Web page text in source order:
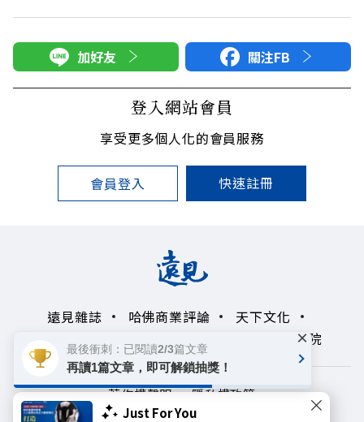
Just For You
加好友 關注FB
登入網站會員
享受更多個人化的會員服務
會員登入 快速註冊
遠見雜誌 哈佛商業評論
天下文化
未來親子學習平台
領導影響力學院
著作權聲明
隱私權政策
最後衝刺：已閱讀2/3篇文章
再讀1篇文章，即可解鎖抽獎！
×